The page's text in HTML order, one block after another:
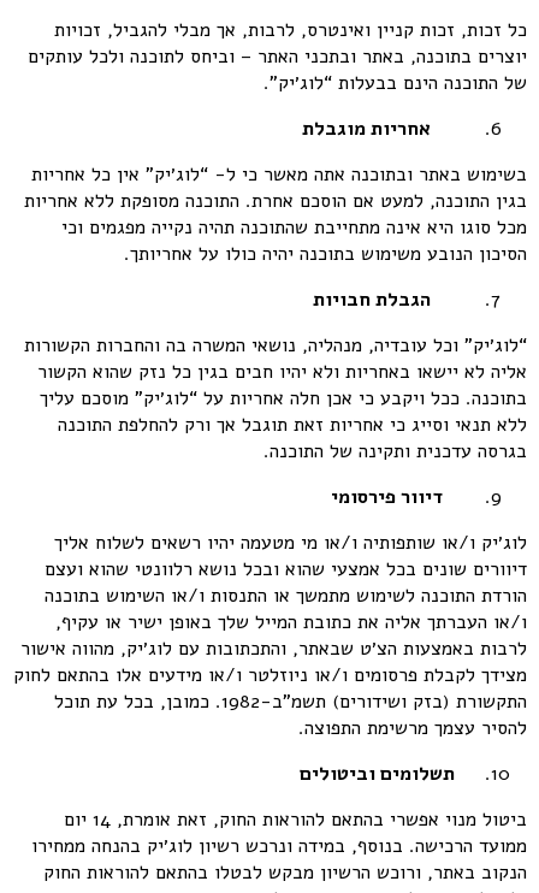
כל זכות, זכות קניין ואינטרס, לרבות, אך מבלי להגביל, זכויות
יוצרים בתוכנה, באתר ובתכני האתר – וביחס לתוכנה ולכל עותקים
של התוכנה הינם בבעלות “לוג׳יק”.
אחריות מוגבלת
בשימוש באתר ובתוכנה אתה מאשר כי ל- “לוג׳יק” אין כל אחריות
בגין התוכנה, למעט אם הוסכם אחרת. התוכנה מסופקת ללא אחריות
מכל סוגו היא אינה מתחייבת שהתוכנה תהיה נקייה מפגמים וכי
הסיכון הנובע משימוש בתוכנה יהיה כולו על אחריותך.
הגבלת חבויות
“לוג׳יק” וכל עובדיה, מנהליה, נושאי המשרה בה והחברות הקשורות
אליה לא יישאו באחריות ולא יהיו חבים בגין כל נזק שהוא הקשור
בתוכנה. ככל ויקבע כי אכן חלה אחריות על “לוג׳יק” מוסכם עליך
ללא תנאי וסייג כי אחריות זאת תוגבל אך ורק להחלפת התוכנה
בגרסה עדכנית ותקינה של התוכנה.
דיוור פירסומי
לוג׳יק ו/או שותפותיה ו/או מי מטעמה יהיו רשאים לשלוח אליך
דיוורים שונים בכל אמצעי שהוא ובכל נושא רלוונטי שהוא ועצם
הורדת התוכנה לשימוש מתמשך או התנסות ו/או השימוש בתוכנה
ו/או העברתך אליה את כתובת המייל שלך באופן ישיר או עקיף,
לרבות באמצעות הצ׳ט שבאתר, והתכתובות עם לוג׳יק, מהווה אישור
מצידך לקבלת פרסומים ו/או ניוזלטר ו/או מידעים אלו בהתאם לחוק
התקשורת (בזק ושידורים) תשמ”ב-1982. כמובן, בכל עת תוכל
להסיר עצמך מרשימת התפוצה.
תשלומים וביטולים
ביטול מנוי אפשרי בהתאם להוראות החוק, זאת אומרת, 14 יום
ממועד הרכישה. בנוסף, במידה ונרכש רשיון לוג׳יק בהנחה ממחירו
הנקוב באתר, ורוכש הרשיון מבקש לבטלו בהתאם להוראות החוק